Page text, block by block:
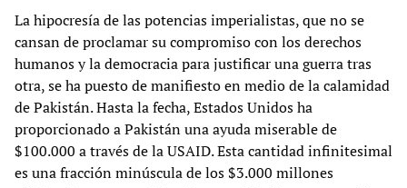
La hipocresía de las potencias imperialistas, que no se
cansan de proclamar su compromiso con los derechos
humanos y la democracia para justificar una guerra tras
otra, se ha puesto de manifiesto en medio de la calamidad
de Pakistán. Hasta la fecha, Estados Unidos ha
proporcionado a Pakistán una ayuda miserable de
$100.000 a través de la USAID. Esta cantidad infinitesimal
es una fracción minúscula de los $3.000 millones